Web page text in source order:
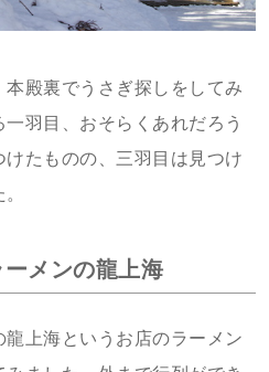
殿裏でうさぎ探しをしてみ
羽目、おそらくあれだろう
たものの、三羽目は見つけ
メンの龍上海
上海というお店のラーメン